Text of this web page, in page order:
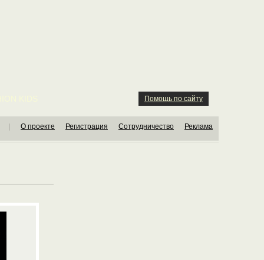
Помощь по сайту
О проекте Регистрация Сотрудничество Реклама